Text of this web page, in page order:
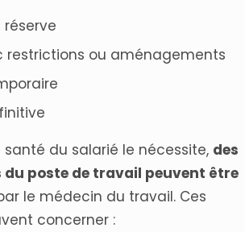
restrictions ou aménagements
santé du salarié le nécessite, des
poste de travail peuvent être
le médecin du travail. Ces
concerner :